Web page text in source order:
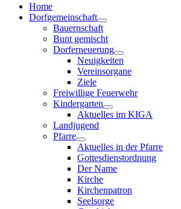
Home
Dorfgemeinschaft
Bauernschaft
Bunt gemischt
Dorferneuerung
Neuigkeiten
Vereinsorgane
Ziele
Freiwillige Feuerwehr
Kindergarten
Aktuelles im KIGA
Landjugend
Pfarre
Aktuelles in der Pfarre
Gottesdienstordnung
Der Name
Kirche
Kirchenpatron
Seelsorge